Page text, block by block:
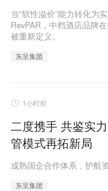
当“软性溢价”能力转化为
RevPAR，中档酒店品牌
被重新定义。
东呈集团
1小时前
二度携手 共鉴实
管模式再拓新局
成熟国企合作体系，护航
东呈集团